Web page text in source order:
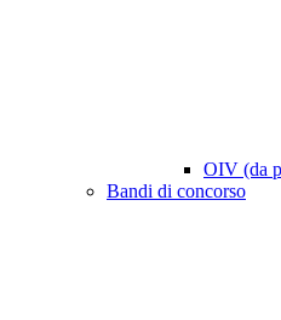
OIV (da
Bandi di concorso